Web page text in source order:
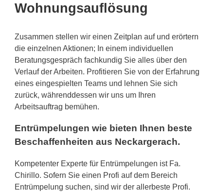
Wohnungsauflösung
Zusammen stellen wir einen Zeitplan auf und erörtern
die einzelnen Aktionen; In einem individuellen
Beratungsgespräch fachkundig Sie alles über den
Verlauf der Arbeiten. Profitieren Sie von der Erfahrung
eines eingespielten Teams und lehnen Sie sich
zurück, währenddessen wir uns um Ihren
Arbeitsauftrag bemühen.
Entrümpelungen wie bieten Ihnen beste
Beschaffenheiten aus Neckargerach.
Kompetenter Experte für Entrümpelungen ist Fa.
Chirillo. Sofern Sie einen Profi auf dem Bereich
Entrümpelung suchen, sind wir der allerbeste Profi.